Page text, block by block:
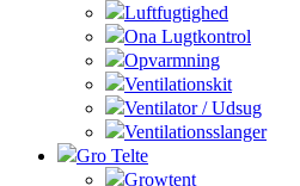
Luftfugtighed
Ona Lugtkontrol
Opvarmning
Ventilationskit
Ventilator / Udsug
Ventilationsslanger
Gro Telte
Growtent